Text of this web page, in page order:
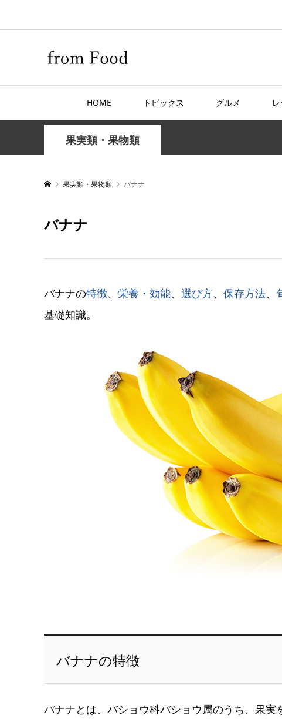
HOME トピックス グルメ
果実類・果物類
果実類・果物類 バナナ
バナナ
バナナの特徴、 栄養・効能、 選び方、 保存方法、
基礎知識。
バナナの特徴
バナナとは、バショウ科バショウ属のうち、果実